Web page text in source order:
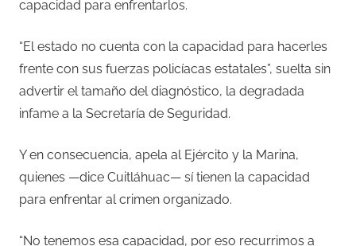
capacidad para enfrentarlos.
“El estado no cuenta con la capacidad para hacerles
frente con sus fuerzas policíacas estatales”, suelta sin
advertir el tamaño del diagnóstico, la degradada
infame a la Secretaría de Seguridad.
Y en consecuencia, apela al Ejército y la Marina,
quienes —dice Cuitláhuac— sí tienen la capacidad
para enfrentar al crimen organizado.
“No tenemos esa capacidad, por eso recurrimos a